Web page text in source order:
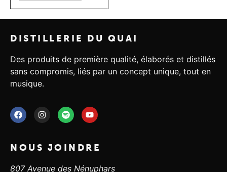
DISTILLERIE DU QUAI
Des produits de première qualité, élaborés et distillés
sans compromis, liés par un concept unique, tout en
musique.
NOUS JOINDRE
807 Avenue des Nénuphars